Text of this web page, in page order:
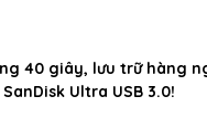
40 giây, lưu trữ hàng
Ultra USB 3.0!